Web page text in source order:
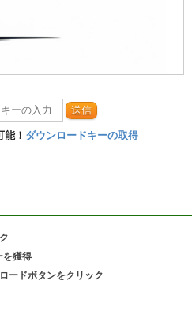
送信
！ ダウンロードキーの取得
を獲得
ードボタンをクリック